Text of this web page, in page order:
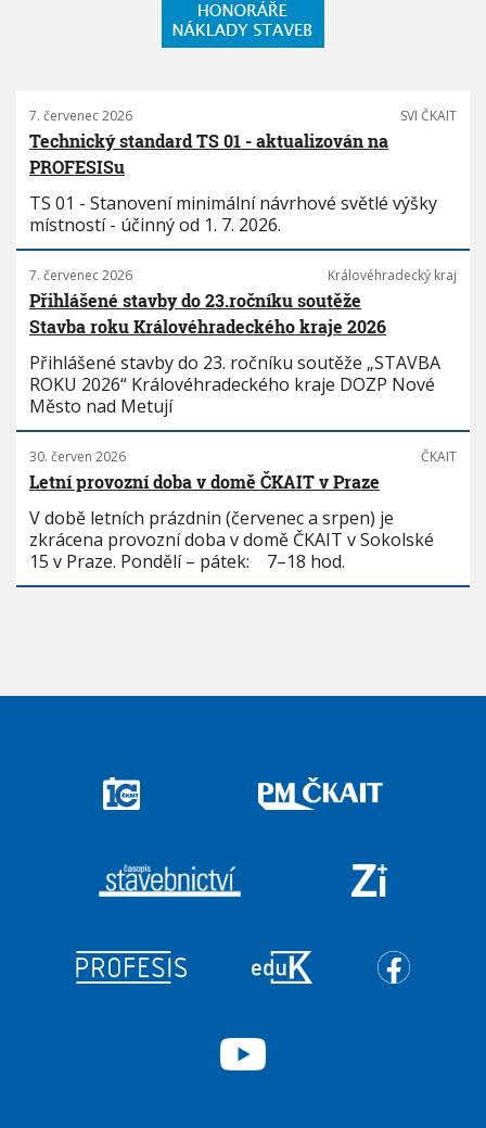
7. červenec 2026 SVI ČKAIT
Technický standard TS 01 - aktualizován na
PROFESISu
TS 01 - Stanovení minimální návrhové světlé výšky
místností - účinný od 1. 7. 2026.
7. červenec 2026 Královéhradecký kraj
Přihlášené stavby do 23.ročníku soutěže
Stavba roku Královéhradeckého kraje 2026
Přihlášené stavby do 23. ročníku soutěže „STAVBA
ROKU 2026“ Královéhradeckého kraje DOZP Nové
Město nad Metují
30. červen 2026 ČKAIT
Letní provozní doba v domě ČKAIT v Praze
V době letních prázdnin (červenec a srpen) je
zkrácena provozní doba v domě ČKAIT v Sokolské
15 v Praze. Pondělí – pátek: 7–18 hod.